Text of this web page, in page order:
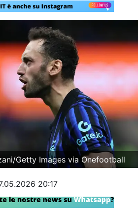
Getty Images via Onefootball
20:17